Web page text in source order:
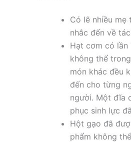
Có lẽ nhiều
nhắc đến về
Hạt cơm có lần
không thể
món khác đều
đến cho từng
người. Một đĩa
phục sinh lực
Hột gạo đã
phẩm không